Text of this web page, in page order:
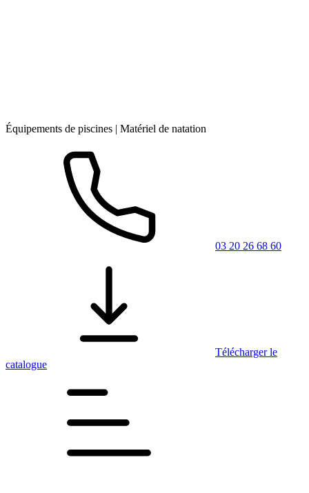
Équipements de piscines | Matériel de natation
03 20 26 68 60
Télécharger le
catalogue